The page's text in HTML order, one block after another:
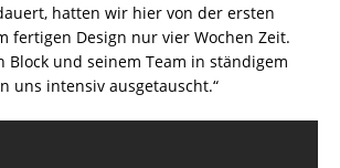
hatten wir hier von der ersten
fertigen Design nur vier Wochen Zeit.
Block und seinem Team in ständigem
uns intensiv ausgetauscht.“